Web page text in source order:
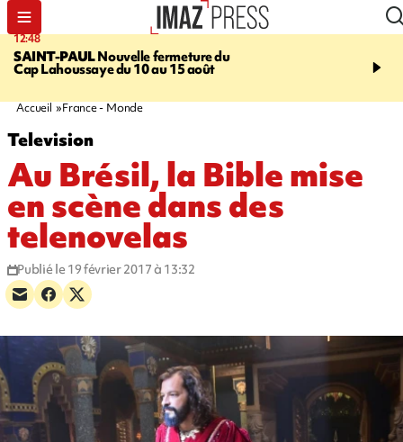
12:48
SAINT-PAULNouvelle fermeture du
Cap Lahoussaye du 10 au 15 août
14:23
massif de migrants, la
Accueil France - Monde
Television
Au Brésil, la Bible mise
en scène dans des
telenovelas
Publié le 19 février 2017 à 13:32